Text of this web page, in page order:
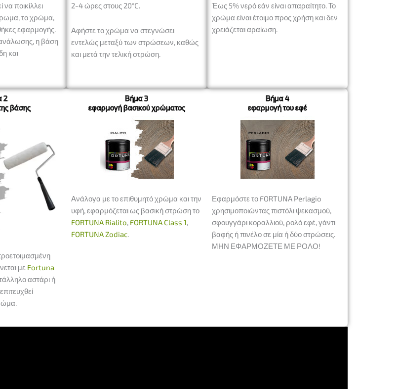
να ποικίλλει
το χρώμα,
εφαρμογής.
η βάση
και
2-4 ώρες στους 20°C.
Αφήστε το χρώμα να στεγνώσει
εντελώς μεταξύ των στρώσεων, καθώς
και μετά την τελική στρώση.
Έως 5% νερό εάν είναι απαραίτητο. Το
χρώμα είναι έτοιμο προς χρήση και δεν
χρειάζεται αραίωση.
2
βάσης
με Fortuna
αστάρι ή
Βήμα 3
εφαρμογή βασικού χρώματος
Ανάλογα με το επιθυμητό χρώμα και την
υφή, εφαρμόζεται ως βασική στρώση το
FORTUNA Rialito, FORTUNA Class 1,
FORTUNA Zodiac.
Βήμα 4
εφαρμογή του εφέ
Εφαρμόστε το FORTUNA Perlagio
χρησιμοποιώντας πιστόλι ψεκασμού,
σφουγγάρι κοραλλιού, ρολό εφέ, γάντι
βαφής ή πινέλο σε μία ή δύο στρώσεις.
ΜΗΝ ΕΦΑΡΜΟΖΕΤΕ ΜΕ ΡΟΛΟ!